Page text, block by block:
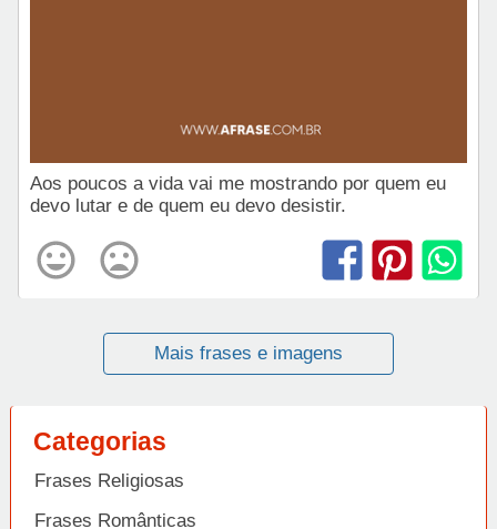
Aos poucos a vida vai me mostrando por quem eu
devo lutar e de quem eu devo desistir.
Mais frases e imagens
Categorias
Frases Religiosas
Frases Românticas